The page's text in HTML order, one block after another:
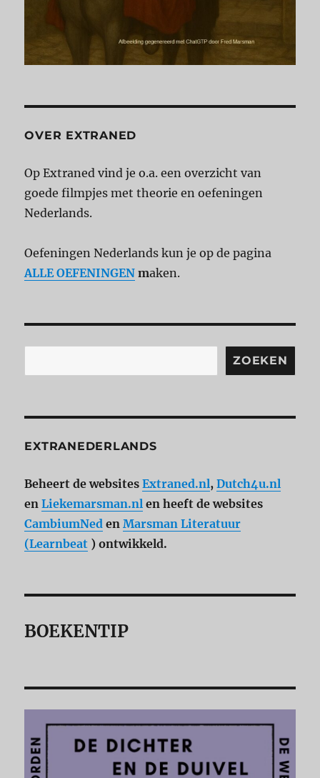
OVER EXTRANED
Op Extraned vind je o.a. een overzicht van
goede filmpjes met theorie en oefeningen
Nederlands.
Oefeningen Nederlands kun je op de pagina
ALLE OEFENINGEN maken.
ZOEKEN
EXTRANEDERLANDS
Beheert de websitesExtraned.nl,Dutch4u.nl
enLiekemarsman.nl en heeft de websites
CambiumNed enMarsman Literatuur
(Learnbeat ) ontwikkeld.
BOEKENTIP